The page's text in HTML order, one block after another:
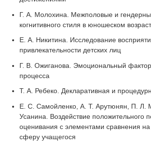
Г. А. Молохина. Межполовые и
когнитивного стиля в юношеском
Е. А. Никитина. Исследование
привлекательности детских лиц
Г. В. Ожиганова. Эмоциональный фактор
процесса
Т. А. Ребеко. Декларативная и
Е. С. Самойленко, А. Т. Арутюнян, П. Л.
Усанина. Воздействие положительного
оценивания с элементами сравнения
сферу учащегося